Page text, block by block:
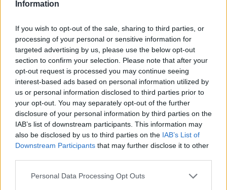
Information
If you wish to opt-out of the sale, sharing to third parties, or
processing of your personal or sensitive information for
targeted advertising by us, please use the below opt-out
section to confirm your selection. Please note that after your
opt-out request is processed you may continue seeing
interest-based ads based on personal information utilized by
us or personal information disclosed to third parties prior to
your opt-out. You may separately opt-out of the further
disclosure of your personal information by third parties on the
IAB’s list of downstream participants. This information may
also be disclosed by us to third parties on the IAB’s List of
Downstream Participants that may further disclose it to other
Personal Data Processing Opt Outs
Die PlayStation 5 Pro istkurz vor dem Release, und Gamer
weltweit sind bereit, auf die verbesserte Version der beliebten PS5
umzusteigen. Mit ihrenbahnbrechenden Featuresund der
gesteigerten Leistung ist diePS5 Pro die nächste Stufe des Gaming-
Erlebnisses. Wenn du nicht warten möchtest, bis die Konsole
ausverkauft ist, dann solltest du dir die aktuellen Angebote und Infos
zur PS5 Pro nicht entgehen lassen.Jetzt kaufenund einer der
Ersten sein, der diese Gaming-Maschine in den Händen hält!
Jetzt kaufen zum besten Preis
Amazon Prime Day 2024: Die besten Angebote
PlayStation
PlayStation 5